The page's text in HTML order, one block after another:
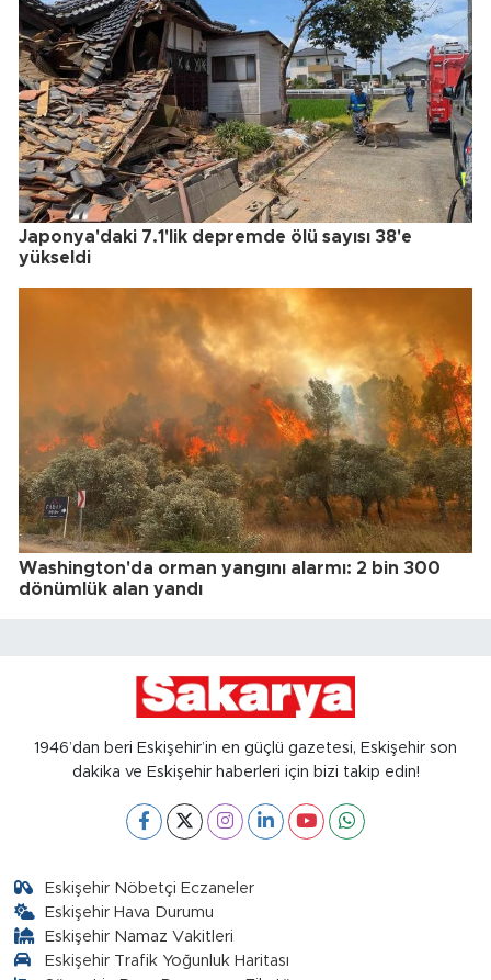
Japonya'daki 7.1'lik depremde ölü sayısı 38'e
yükseldi
Washington'da orman yangını alarmı: 2 bin 300
dönümlük alan yandı
1946’dan beri Eskişehir’in en güçlü gazetesi, Eskişehir son
dakika ve Eskişehir haberleri için bizi takip edin!
Eskişehir Nöbetçi Eczaneler
Eskişehir Hava Durumu
Eskişehir Namaz Vakitleri
Eskişehir Trafik Yoğunluk Haritası